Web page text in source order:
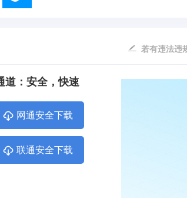
若有违法违
道：安全，快速
网通安全下载
联通安全下载